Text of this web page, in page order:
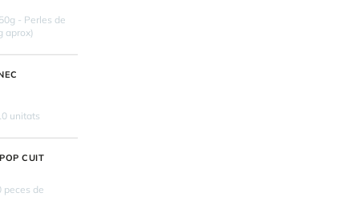
- Perles de
aprox)
unitats
CUIT
peces de